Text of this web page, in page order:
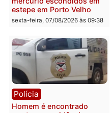
Polícia
2 MILHÕES – Unnesa
que comprovam
transparência e legalidade
na operação alvo da PF
sexta-feira, 07/08/2026 às 12:24